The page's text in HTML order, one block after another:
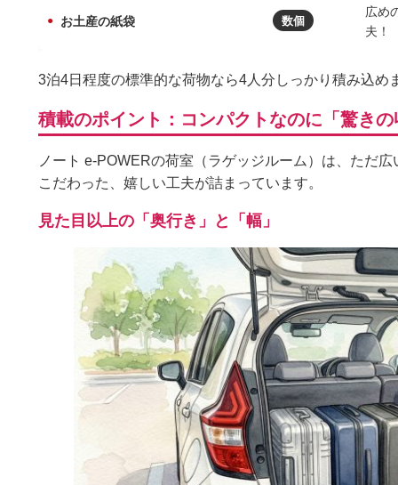
お土産の紙袋 数個
広め
夫！
3泊4日程度の標準的な荷物なら4人分しっかり積み込め
積載のポイント：コンパクトなのに「驚き
ノート e-POWERの荷室（ラゲッジルーム）は、ただ
こだわった、嬉しい工夫が詰まっています。
見た目以上の「奥行き」と「幅」